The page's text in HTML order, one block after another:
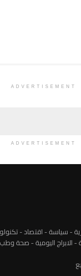
ADVERTISEMENT
ADVERTISEMENT
- سياسة - اقتصاد -
الابراج اليومية - صحة وطب